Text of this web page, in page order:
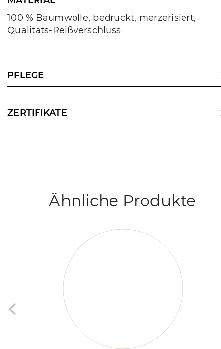
100 % Baumwolle, bedruckt, merzerisiert,
Qualitäts-Reißverschluss
PFLEGE
ZERTIFIKATE
Ähnliche Produkte